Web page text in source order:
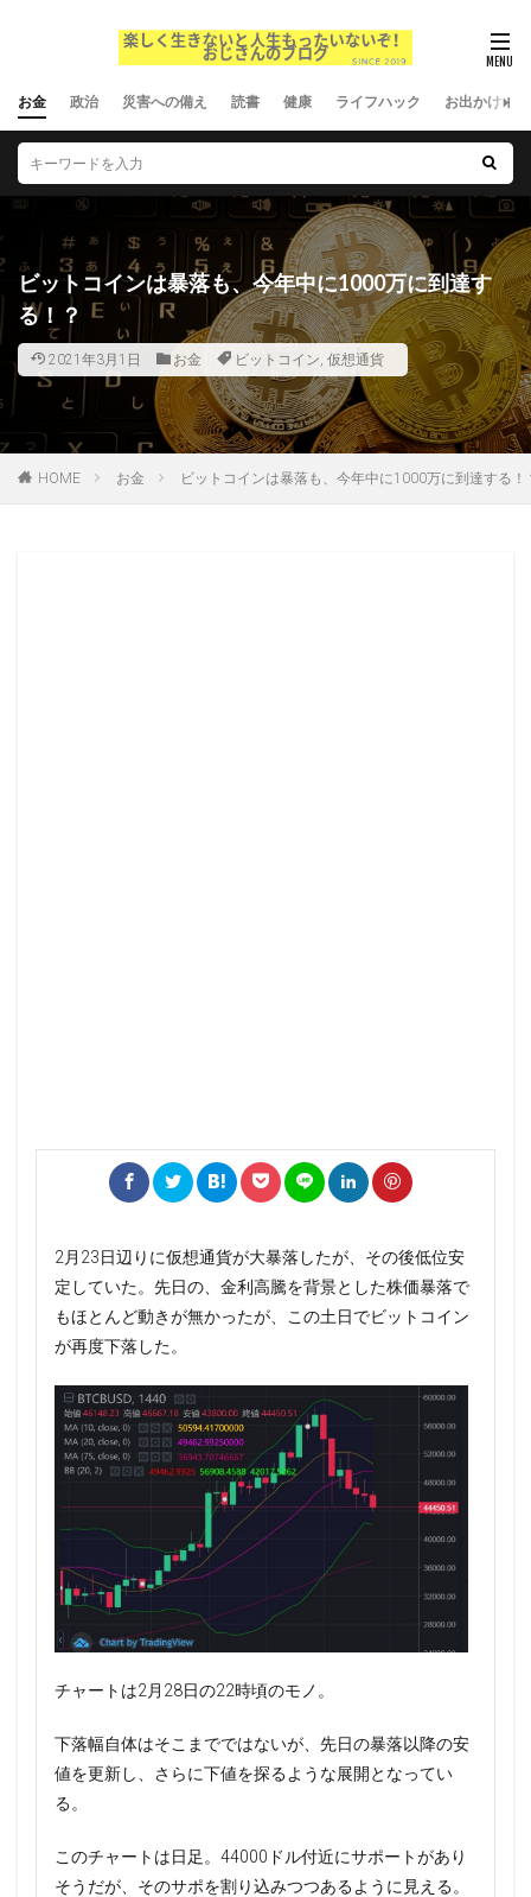
お金 政治 災害への備え 読書 健康 ライフハック お出かけ
ビットコインは暴落も、今年中に1000万に到達す
る！？
2021年3月1日 お金 ビットコイン, 仮想通貨
HOME お金 ビットコインは暴落も、今年中に1000万に到達する！
2月23日辺りに仮想通貨が大暴落したが、その後低位安
定していた。先日の、金利高騰を背景とした株価暴落で
もほとんど動きが無かったが、この土日でビットコイン
が再度下落した。
チャートは2月28日の22時頃のモノ。
下落幅自体はそこまでではないが、先日の暴落以降の安
値を更新し、さらに下値を探るような展開となってい
る。
このチャートは日足。44000ドル付近にサポートがあり
そうだが、そのサポを割り込みつつあるように見える。